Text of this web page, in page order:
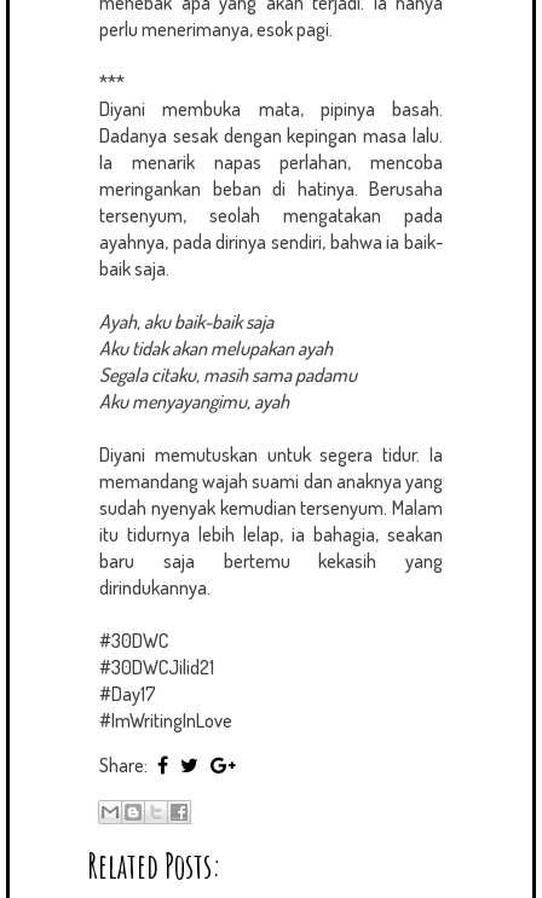
perlu menerimanya, esok pagi.
***
Diyani membuka mata, pipinya basah.
Dadanya sesak dengan kepingan masa lalu.
Ia menarik napas perlahan, mencoba
meringankan beban di hatinya. Berusaha
tersenyum, seolah mengatakan pada
ayahnya, pada dirinya sendiri, bahwa ia baik-
baik saja.
Ayah, aku baik-baik saja
Aku tidak akan melupakan ayah
Segala citaku, masih sama padamu
Aku menyayangimu, ayah
Diyani memutuskan untuk segera tidur. Ia
memandang wajah suami dan anaknya yang
sudah nyenyak kemudian tersenyum. Malam
itu tidurnya lebih lelap, ia bahagia, seakan
baru saja bertemu kekasih yang
dirindukannya.
#30DWC
#30DWCJilid21
#Day17
#ImWritingInLove
Share:
Related Posts: